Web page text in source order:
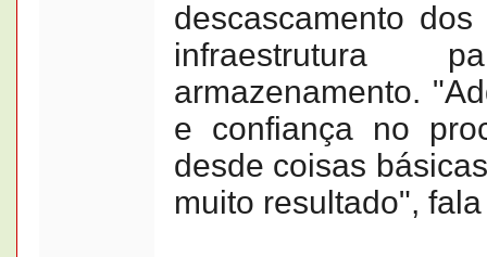
descascamento
infraestrutura
armazenamento.
e confiança no
desde coisas
muito resultado",